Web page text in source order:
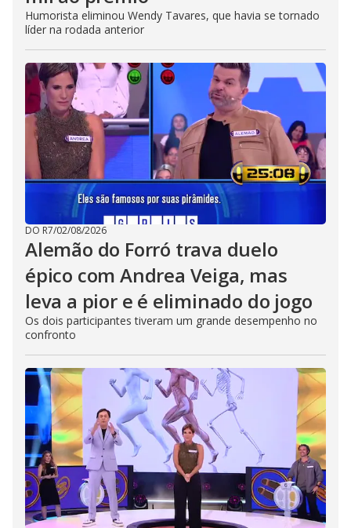
Humorista eliminou Wendy Tavares, que havia se tornado
líder na rodada anterior
DO R7/02/08/2026
Alemão do Forró trava duelo
épico com Andrea Veiga, mas
leva a pior e é eliminado do jogo
Os dois participantes tiveram um grande desempenho no
confronto